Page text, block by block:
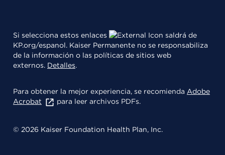
Si selecciona estos enlaces
saldrá de
KP.org/espanol. Kaiser Permanente no se responsabiliza
de la información o las políticas de sitios web
externos. Detalles.
Para obtener la mejor experiencia, se recomienda Adobe
Acrobat
para leer archivos PDFs.
© 2026 Kaiser Foundation Health Plan, Inc.